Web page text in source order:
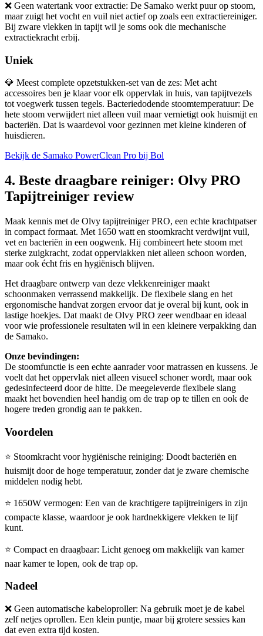
❌ Geen watertank voor extractie: De Samako werkt puur op stoom,
maar zuigt het vocht en vuil niet actief op zoals een extractiereiniger.
Bij zware vlekken in tapijt wil je soms ook die mechanische
extractiekracht erbij.
Uniek
💎 Meest complete opzetstukken-set van de zes: Met acht
accessoires ben je klaar voor elk oppervlak in huis, van tapijtvezels
tot voegwerk tussen tegels. Bacteriedodende stoomtemperatuur: De
hete stoom verwijdert niet alleen vuil maar vernietigt ook huismijt en
bacteriën. Dat is waardevol voor gezinnen met kleine kinderen of
huisdieren.
Bekijk de Samako PowerClean Pro bij Bol
4. Beste draagbare reiniger: Olvy PRO
Tapijtreiniger review
Maak kennis met de Olvy tapijtreiniger PRO, een echte krachtpatser
in compact formaat. Met 1650 watt en stoomkracht verdwijnt vuil,
vet en bacteriën in een oogwenk. Hij combineert hete stoom met
sterke zuigkracht, zodat oppervlakken niet alleen schoon worden,
maar ook écht fris en hygiënisch blijven.
Het draagbare ontwerp van deze vlekkenreiniger maakt
schoonmaken verrassend makkelijk. De flexibele slang en het
ergonomische handvat zorgen ervoor dat je overal bij kunt, ook in
lastige hoekjes. Dat maakt de Olvy PRO zeer wendbaar en ideaal
voor wie professionele resultaten wil in een kleinere verpakking dan
de Samako.
Onze bevindingen:
De stoomfunctie is een echte aanrader voor matrassen en kussens. Je
voelt dat het oppervlak niet alleen visueel schoner wordt, maar ook
gedesinfecteerd door de hitte. De meegeleverde flexibele slang
maakt het bovendien heel handig om de trap op te tillen en ook de
hogere treden grondig aan te pakken.
Voordelen
⭐ Stoomkracht voor hygiënische reiniging: Doodt bacteriën en
huismijt door de hoge temperatuur, zonder dat je zware chemische
middelen nodig hebt.
⭐ 1650W vermogen: Een van de krachtigere tapijtreinigers in zijn
compacte klasse, waardoor je ook hardnekkigere vlekken te lijf
kunt.
⭐ Compact en draagbaar: Licht genoeg om makkelijk van kamer
naar kamer te lopen, ook de trap op.
Nadeel
❌ Geen automatische kabeloproller: Na gebruik moet je de kabel
zelf netjes oprollen. Een klein puntje, maar bij grotere sessies kan
dat even extra tijd kosten.